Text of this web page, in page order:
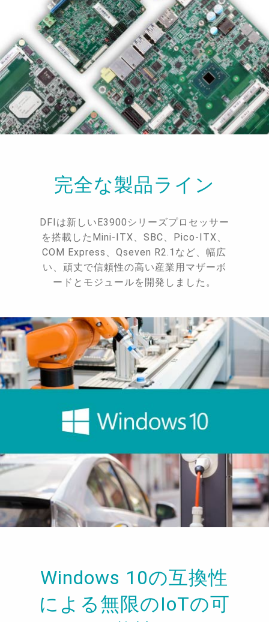
完全な製品ライン
DFIは新しいE3900シリーズプロセッサー
を搭載したMini-ITX、SBC、Pico-ITX、
COM Express、Qseven R2.1など、幅広
い、頑丈で信頼性の高い産業用マザーボ
ードとモジュールを開発しました。
Windows 10の互換性
による無限のIoTの可